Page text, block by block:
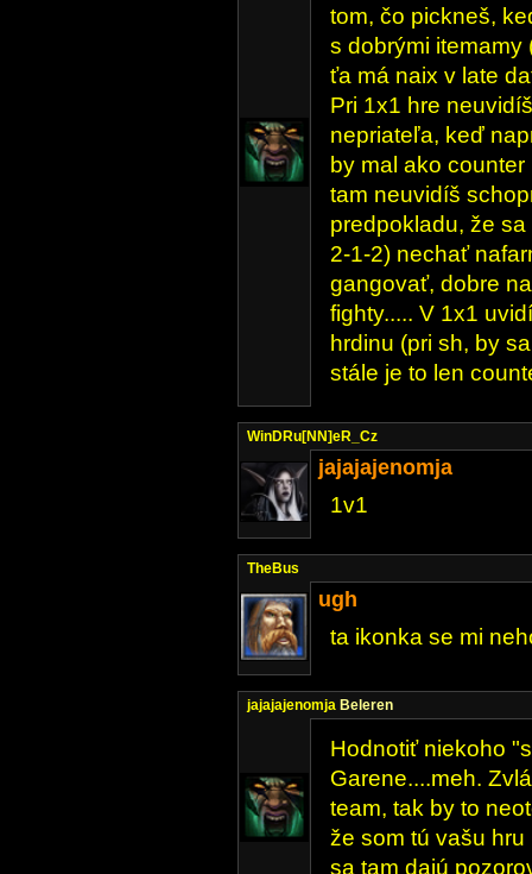
tom, čo pickneš,
s dobrými
ťa má naix v late
Pri 1x1 hre
nepriateľa, keď
by mal ako
tam neuvidíš
predpokladu, že
2-1-2) nechať
gangovať, dobre
fighty..... V 1x1
hrdinu (pri sh, by
stále je to len
WinDRu[NN]eR_Cz
jajajajenomja
1v1
TheBus
ugh
ta ikonka se mi
jajajajenomja Beleren
Hodnotiť niekoho
Garene....meh.
team, tak by to
že som tú vašu
sa tam dajú